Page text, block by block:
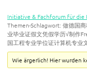
Initiative & Fachforum für die
Themen-Schlagwort: 做德国
业毕业证假文凭假学历√制作
国工程专业学位证计算机专业
Wie ärgerlich! Hier wurden